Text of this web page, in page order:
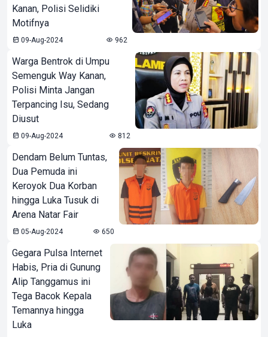
Kanan, Polisi Selidiki
Motifnya
09-Aug-2024 962
Warga Bentrok di Umpu
Semenguk Way Kanan,
Polisi Minta Jangan
Terpancing Isu, Sedang
Diusut
09-Aug-2024 812
Dendam Belum Tuntas,
Dua Pemuda ini
Keroyok Dua Korban
hingga Luka Tusuk di
Arena Natar Fair
05-Aug-2024 650
Gegara Pulsa Internet
Habis, Pria di Gunung
Alip Tanggamus ini
Tega Bacok Kepala
Temannya hingga
Luka